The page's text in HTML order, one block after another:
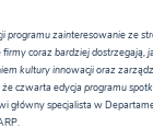
programu zainteresowanie ze
coraz bardziej dostrzegają,
kultury innowacji oraz
czwarta edycja programu
główny specjalista w